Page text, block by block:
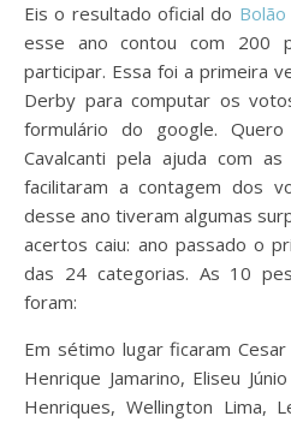
Eis o resultado oficial do
esse ano contou com 200
participar. Essa foi a primeira
Derby para computar os
formulário do google.
Cavalcanti pela ajuda com
facilitaram a contagem dos
desse ano tiveram algumas
acertos caiu: ano passado o
das 24 categorias. As 10
foram:
Em sétimo lugar ficaram
Henrique Jamarino, Eliseu
Henriques, Wellington Lima,